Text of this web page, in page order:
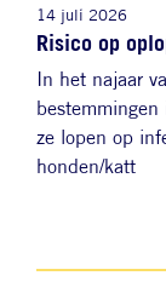
Risico op
14 juli 2026
In het najaar
ze lopen op
honden/katt